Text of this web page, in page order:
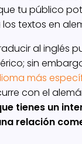
tu público
textos en
al inglés
sin
más
con el
tienes un
relación